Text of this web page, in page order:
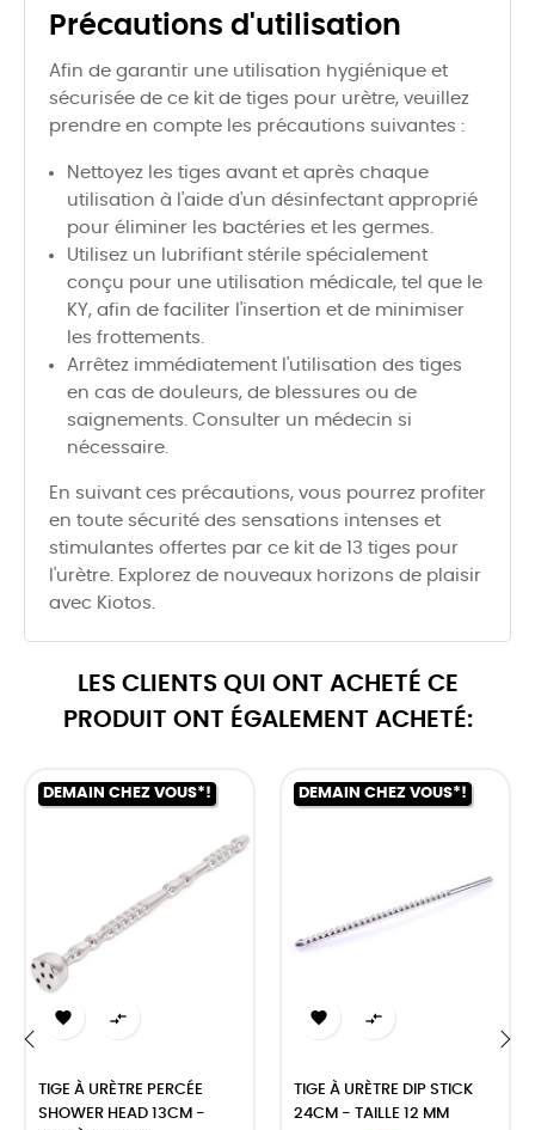
Précautions d'utilisation
Afin de garantir une utilisation hygiénique et
sécurisée de ce kit de tiges pour urètre, veuillez
prendre en compte les précautions suivantes :
Nettoyez les tiges avant et après chaque
utilisation à l'aide d'un désinfectant approprié
pour éliminer les bactéries et les germes.
Utilisez un lubrifiant stérile spécialement
conçu pour une utilisation médicale, tel que le
KY, afin de faciliter l'insertion et de minimiser
les frottements.
Arrêtez immédiatement l'utilisation des tiges
en cas de douleurs, de blessures ou de
saignements. Consulter un médecin si
nécessaire.
En suivant ces précautions, vous pourrez profiter
en toute sécurité des sensations intenses et
stimulantes offertes par ce kit de 13 tiges pour
l'urètre. Explorez de nouveaux horizons de plaisir
avec Kiotos.
LES CLIENTS QUI ONT ACHETÉ CE
PRODUIT ONT ÉGALEMENT ACHETÉ:
DEMAIN CHEZ VOUS*!
 
TIGE À URÈTRE PERCÉE
SHOWER HEAD 13CM -
DEMAIN CHEZ VOUS*!
 
TIGE À URÈTRE DIP STICK
24CM - TAILLE 12 MM